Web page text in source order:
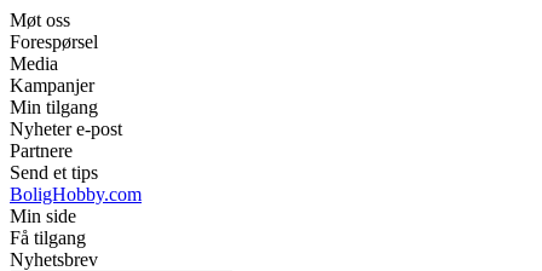
Møt oss
Forespørsel
Media
Kampanjer
Min tilgang
Nyheter e-post
Partnere
Send et tips
BoligHobby.com
Min side
Få tilgang
Nyhetsbrev